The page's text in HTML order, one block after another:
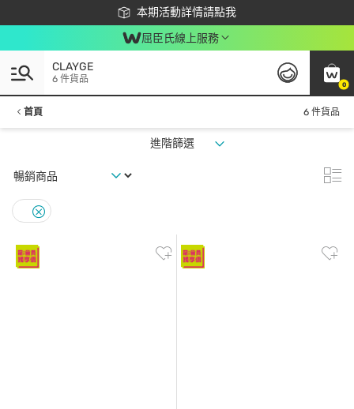
本期活動詳情請點我
下載app最高回饋$350
屈臣氏線上服務
0
CLAYGE
6 件貨品
首頁 6 件貨品
進階篩選